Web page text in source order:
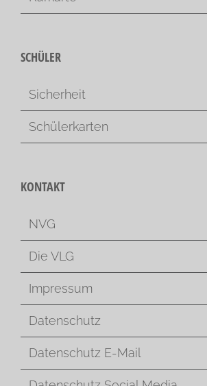
SCHÜLER
Sicherheit
Schülerkarten
KONTAKT
NVG
Die VLG
Impressum
Datenschutz
Datenschutz E-Mail